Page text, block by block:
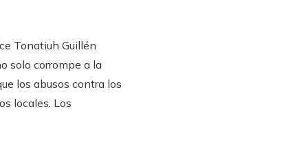
Tonatiuh Guillén
solo corrompe a la
los abusos contra los
locales. Los